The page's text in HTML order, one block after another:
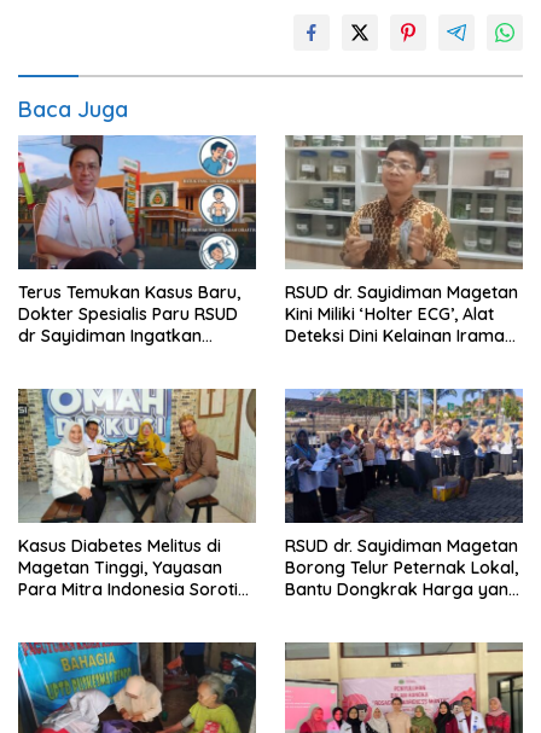
Baca Juga
Terus Temukan Kasus Baru,
Dokter Spesialis Paru RSUD
dr Sayidiman Ingatkan
RSUD dr. Sayidiman Magetan
Kini Miliki ‘Holter ECG’, Alat
Deteksi Dini Kelainan Irama
Kasus Diabetes Melitus di
Magetan Tinggi, Yayasan
Para Mitra Indonesia Soroti
RSUD dr. Sayidiman Magetan
Borong Telur Peternak Lokal,
Bantu Dongkrak Harga yang